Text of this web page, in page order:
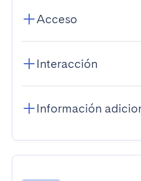
Acceso
Interacción
Información